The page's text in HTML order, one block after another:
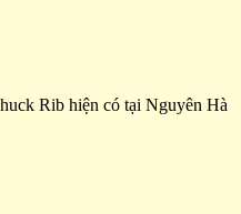
Rib hiện có tại Nguyên Hà